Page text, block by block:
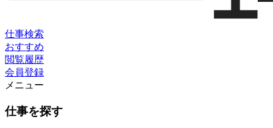
仕事検索
おすすめ
閲覧履歴
会員登録
メニュー
仕事を探す